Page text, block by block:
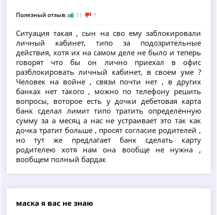
Полезный отзыв: 11 7
Ситуация такая , сын на сво ему заблокировали
личный кабинет, типо за подозрительные
действия, хотя их на самом деле не было и теперь
говорят что бы он лично приехал в офис
разблокировать личный кабинет, в своем уме ?
Человек на войне , связи почти нет , в других
банках нет такого , можно по телефону решить
вопросы, воторое есть у дочки дебетовая карта
банк сделал лимит типо тратить определённую
сумму за а месяц а нас не устраивает это так как
дочка тратит больше , просят согласие родителей ,
но тут же предлагает банк сделать карту
родителею хотя нам она вообще не нужна ,
вообщем полный бардак
маска я вас не знаю